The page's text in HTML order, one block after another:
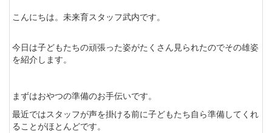
こんにちは。未来育スタッフ武内です。
今日は子どもたちの頑張った姿がたくさん見られたのでその雄姿
を紹介します。
まずはおやつの準備のお手伝いです。
最近ではスタッフが声を掛ける前に子どもたち自ら準備してくれ
ることがほとんどです。